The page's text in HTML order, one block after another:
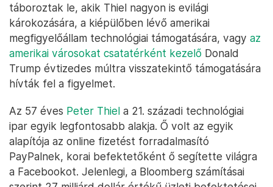
táboroztak le, akik Thiel nagyon is evilági
károkozására, a kiépülőben lévő amerikai
megfigyelőállam technológiai támogatására, vagy az
amerikai városokat csatatérként kezelő Donald
Trump évtizedes múltra visszatekintő támogatására
hívták fel a figyelmet.
Az 57 éves Peter Thiel a 21. századi technológiai
ipar egyik legfontosabb alakja. Ő volt az egyik
alapítója az online fizetést forradalmasító
PayPalnek, korai befektetőként ő segítette világra
a Facebookot. Jelenlegi, a Bloomberg számításai